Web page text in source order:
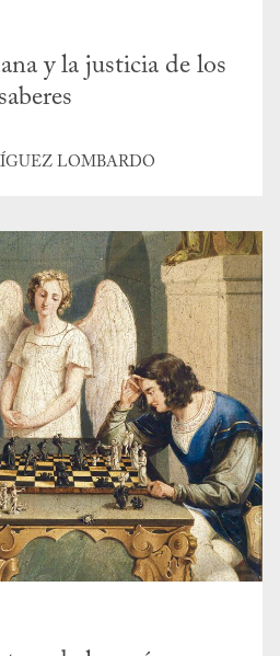
y la justicia de los
saberes
LOMBARDO